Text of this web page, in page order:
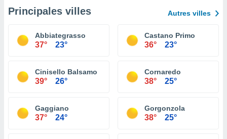
Principales villes Autres villes
Abbiategrasso
37° 23°
Castano Primo
36° 23°
Cinisello Balsamo
39° 26°
Cornaredo
38° 25°
Gaggiano
37° 24°
Gorgonzola
38° 25°